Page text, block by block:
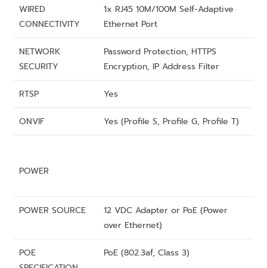
WIRED
CONNECTIVITY
1x RJ45 10M/100M Self-Adaptive
Ethernet Port
NETWORK
SECURITY
Password Protection, HTTPS
Encryption, IP Address Filter
RTSP Yes
ONVIF Yes (Profile S, Profile G, Profile T)
POWER
POWER SOURCE
12 VDC Adapter or PoE (Power
over Ethernet)
POE
PoE (802.3af, Class 3)